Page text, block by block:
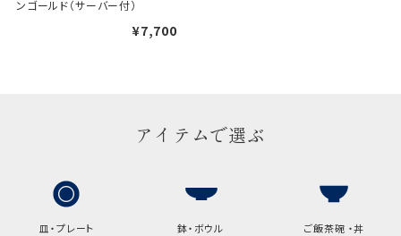
ンゴールド（サーバー付）
¥7,700
アイテムで選ぶ
皿・プレート 鉢・ボウル ご飯茶碗 ・丼